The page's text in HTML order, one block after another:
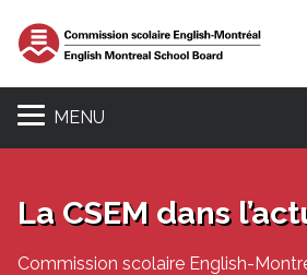
MENU
La CSEM dans
Commission scolaire English-